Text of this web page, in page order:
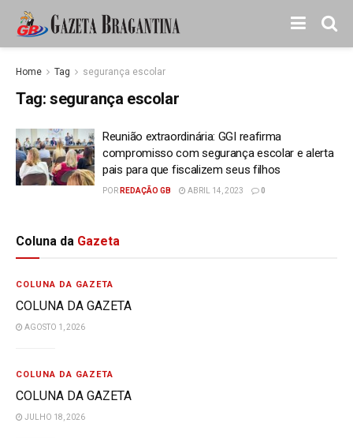
Home Tag segurança escolar
Tag: segurança escolar
Reunião extraordinária: GGI reafirma
compromisso com segurança escolar e alerta
pais para que fiscalizem seus filhos
POR REDAÇÃO GB ABRIL 14, 2023 0
Coluna da Gazeta
COLUNA DA GAZETA
COLUNA DA GAZETA
AGOSTO 1, 2026
COLUNA DA GAZETA
COLUNA DA GAZETA
JULHO 18, 2026